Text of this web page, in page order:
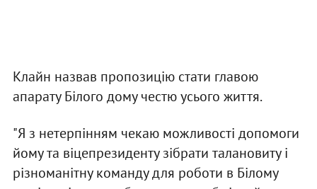
Клайн назвав пропозицію стати главою
апарату Білого дому честю усього життя.
"Я з нетерпінням чекаю можливості допомоги
йому та віцепрезиденту зібрати талановиту і
різноманітну команду для роботи в Білому